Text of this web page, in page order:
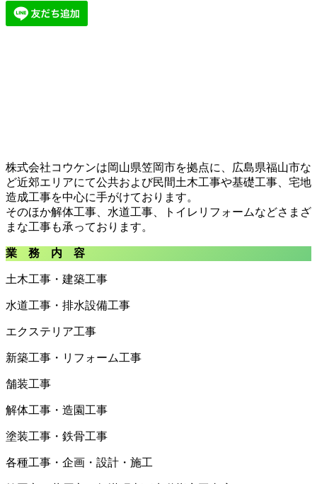
株式会社コウケンは岡山県笠岡市を拠点に、広島県福山市な
ど近郊エリアにて公共および民間土木工事や基礎工事、宅地
造成工事を中心に手がけております。
そのほか解体工事、水道工事、トイレリフォームなどさまざ
まな工事も承っております。
業 務 内 容
土木工事・建築工事
水道工事・排水設備工事
エクステリア工事
新築工事・リフォーム工事
舗装工事
解体工事・造園工事
塗装工事・鉄骨工事
各種工事・企画・設計・施工